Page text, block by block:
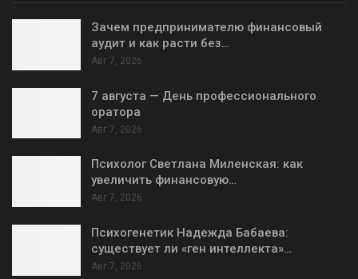
Зачем предпринимателю финансовый
аудит и как расти без…
Авг 7, 2026
7 августа — День профессионального
оратора
Авг 7, 2026
Психолог Светлана Миленская: как
увеличить финансовую…
Авг 7, 2026
Психогенетик Надежда Бабаева:
существует ли «ген интеллекта»…
Авг 7, 2026